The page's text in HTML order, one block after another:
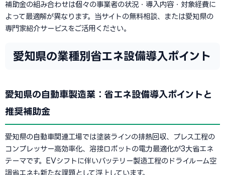
補助金の組み合わせは個々の事業者の状況・導入内容・対象経費に
よって最適解が異なります。当サイトの無料相談、または愛知県の
専門家紹介サービスをご活用ください。
愛知県の業種別省エネ設備導入ポイント
愛知県の自動車製造業：省エネ設備導入ポイントと
推奨補助金
愛知県の自動車関連工場では塗装ラインの排熱回収、プレス工程の
コンプレッサー高効率化、溶接ロボットの電力最適化が3大省エネ
テーマです。EVシフトに伴いバッテリー製造工程のドライルーム空
調省エネも新たな課題として浮上しています。